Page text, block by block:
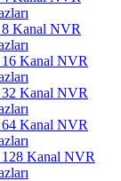
Kanal NVR
Kanal NVR
Kanal NVR
Kanal NVR
Kanal NVR